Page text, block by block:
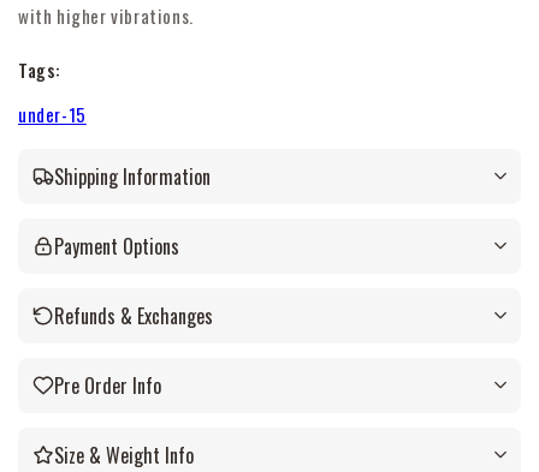
with higher vibrations.
Tags:
under-15
Shipping Information
Payment Options
Refunds & Exchanges
Pre Order Info
Size & Weight Info